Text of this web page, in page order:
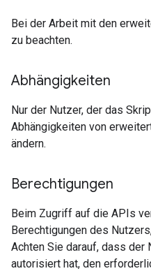
Bei der Arbeit mit den
zu beachten.
Abhängigkeiten
Nur der Nutzer, der das
Abhängigkeiten von
ändern.
Berechtigungen
Beim Zugriff auf die APIs
Berechtigungen des
Achten Sie darauf, dass der
autorisiert hat, den